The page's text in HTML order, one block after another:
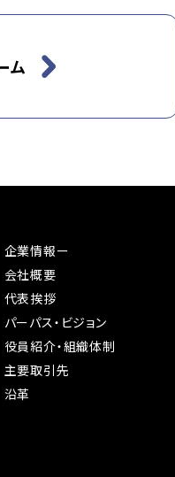
ム
企業情報ー
会社概要
代表挨拶
パーパス・ビジョン
役員紹介・組織体制
主要取引先
沿革